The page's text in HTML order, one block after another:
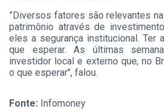
”Diversos fatores são relevantes
patrimônio através de
eles a segurança institucional. Ter
que esperar. As últimas
investidor local e externo que, no
o que esperar’’, falou.
Fonte: Infomoney